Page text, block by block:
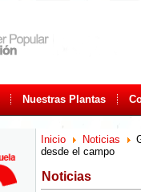
Nuestras Plantas
Inicio Noticias
desde el campo
Noticias